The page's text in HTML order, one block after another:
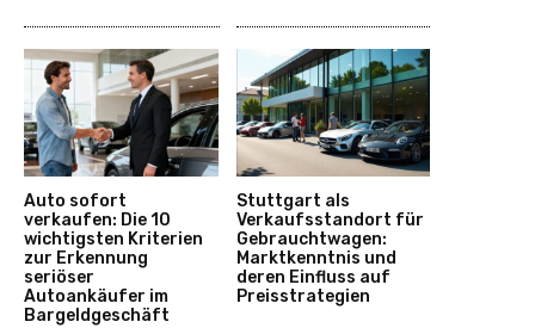
Auto sofort
verkaufen: Die 10
wichtigsten Kriterien
zur Erkennung
seriöser
Autoankäufer im
Bargeldgeschäft
Stuttgart als
Verkaufsstandort für
Gebrauchtwagen:
Marktkenntnis und
deren Einfluss auf
Preisstrategien